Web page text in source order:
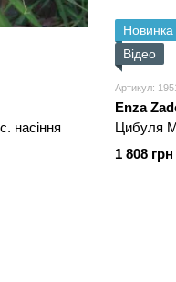
насіння
Новинка
Відео
Артикул:
Enza
Цибуля
1 808 грн